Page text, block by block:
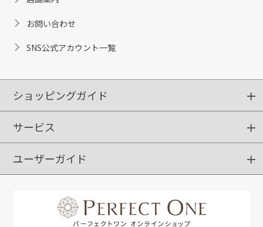
お問い合わせ
SNS公式アカウント一覧
ショッピングガイド
ショッピングガイド
ご注文方法
送料・配送
クーポンご利用方法
サービス
定期購入
ポイントサービス
お知らせメール
ユーザーガイド